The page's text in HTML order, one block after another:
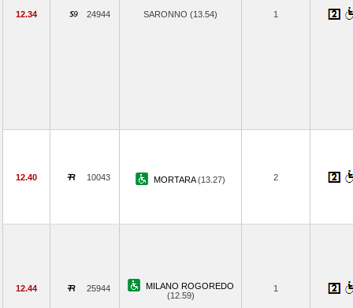
12.34 24944 SARONNO (13.54) 1
12.40 10043 MORTARA(13.27) 2
12.44 25944
MILANO ROGOREDO
(12.59)
1